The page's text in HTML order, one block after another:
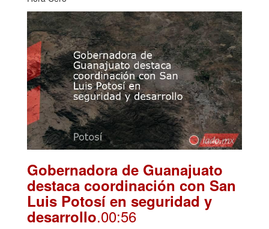
Gobernadora de Guanajuato
destaca coordinación con San
Luis Potosí en seguridad y
desarrollo.00:56